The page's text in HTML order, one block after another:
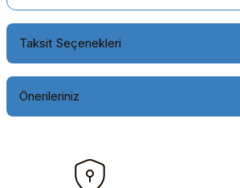
Taksit Seçenekleri
Önerileriniz
konularda yetersiz gördüğünüz noktaları
kullanarak tarafımıza iletebilirsiniz.